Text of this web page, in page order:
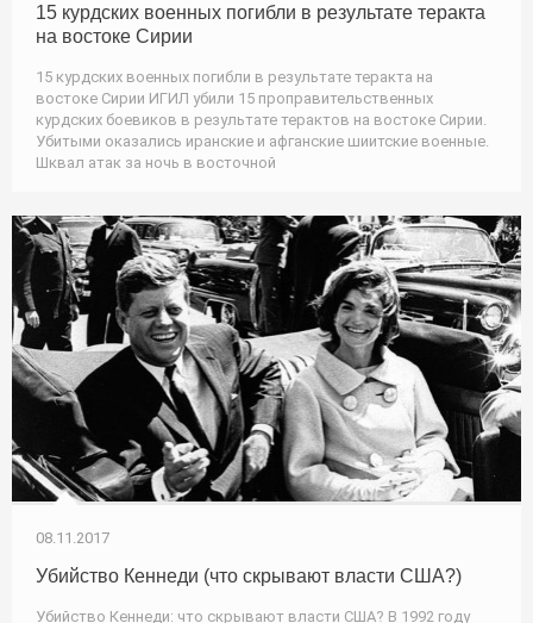
15 курдских военных погибли в результате теракта
на востоке Сирии
15 курдских военных погибли в результате теракта на
востоке Сирии ИГИЛ убили 15 проправительственных
курдских боевиков в результате терактов на востоке Сирии.
Убитыми оказались иранские и афганские шиитские военные.
Шквал атак за ночь в восточной
08.11.2017
Убийство Кеннеди (что скрывают власти США?)
Убийство Кеннеди: что скрывают власти США? В 1992 году